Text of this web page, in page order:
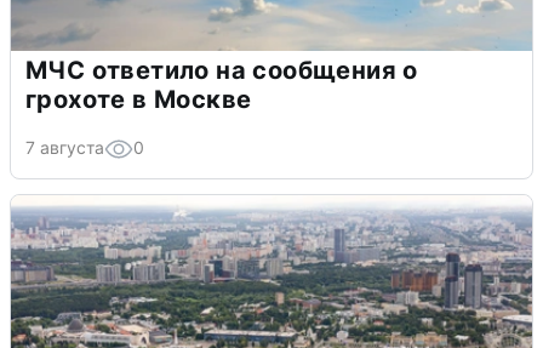
МЧС ответило на сообщения о
грохоте в Москве
7 августа 0